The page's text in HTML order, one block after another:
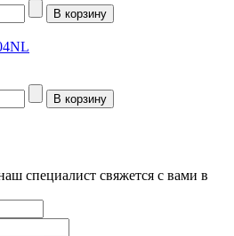
специалист свяжется с вами в